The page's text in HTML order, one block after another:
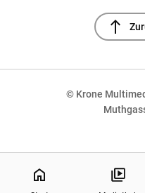
north
© Krone
home
NaN%